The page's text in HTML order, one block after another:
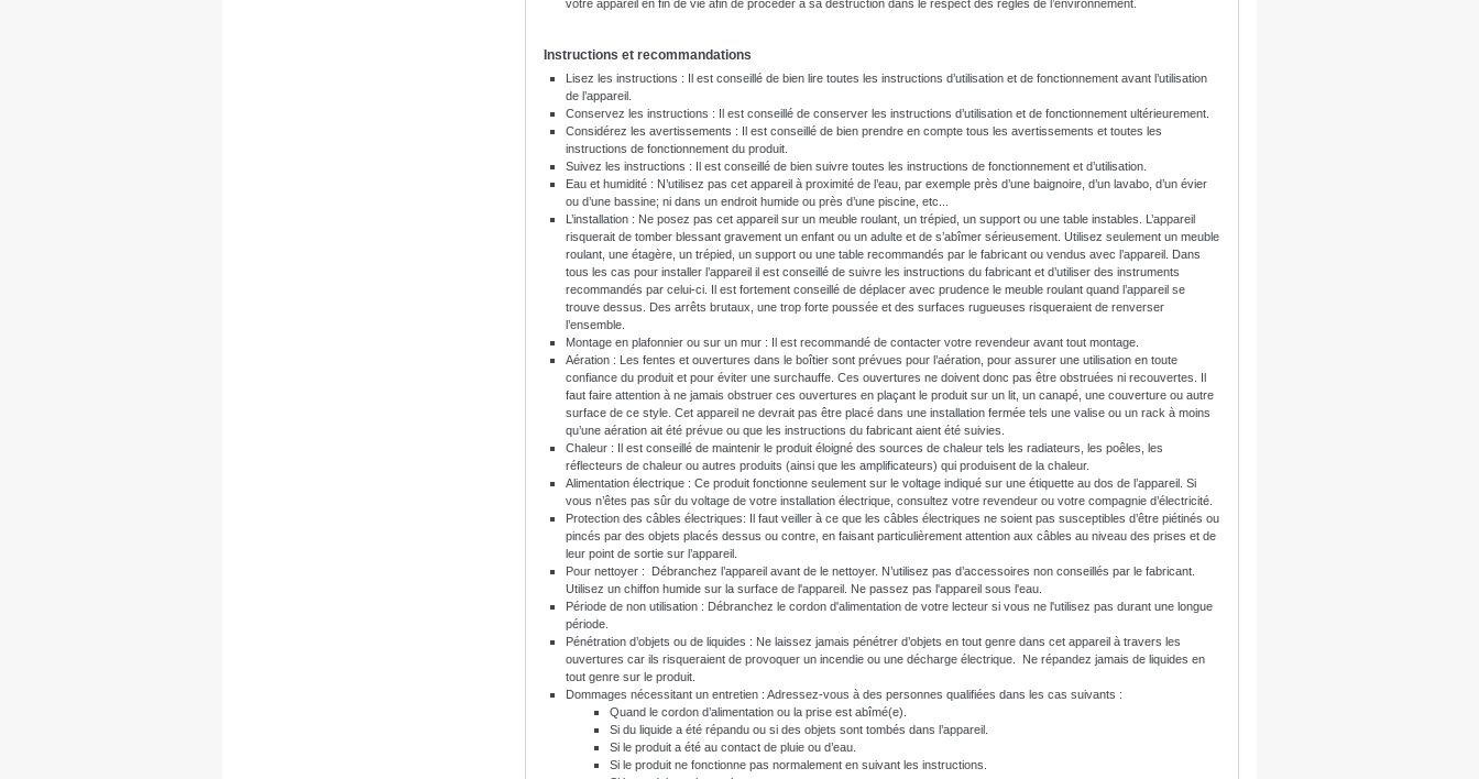
votre appareil en fin de vie afin de procéder à sa destruction dans le respect des règles de l’environnement.
Instructions et recommandations
Lisez les instructions : Il est conseillé de bien lire toutes les instructions d’utilisation et de fonctionnement avant l’utilisation
de l’appareil.
Conservez les instructions : Il est conseillé de conserver les instructions d’utilisation et de fonctionnement ultérieurement.
Considérez les avertissements : Il est conseillé de bien prendre en compte tous les avertissements et toutes les
instructions de fonctionnement du produit.
Suivez les instructions : Il est conseillé de bien suivre toutes les instructions de fonctionnement et d’utilisation.
Eau et humidité : N’utilisez pas cet appareil à proximité de l’eau, par exemple près d’une baignoire, d’un lavabo, d’un évier
ou d’une bassine; ni dans un endroit humide ou près d’une piscine, etc...
L’installation : Ne posez pas cet appareil sur un meuble roulant, un trépied, un support ou une table instables. L’appareil
risquerait de tomber blessant gravement un enfant ou un adulte et de s’abîmer sérieusement. Utilisez seulement un meuble
roulant, une étagère, un trépied, un support ou une table recommandés par le fabricant ou vendus avec l’appareil. Dans
tous les cas pour installer l’appareil il est conseillé de suivre les instructions du fabricant et d’utiliser des instruments
recommandés par celui-ci. Il est fortement conseillé de déplacer avec prudence le meuble roulant quand l’appareil se
trouve dessus. Des arrêts brutaux, une trop forte poussée et des surfaces rugueuses risqueraient de renverser
l’ensemble.
Montage en plafonnier ou sur un mur : Il est recommandé de contacter votre revendeur avant tout montage.
Aération : Les fentes et ouvertures dans le boîtier sont prévues pour l’aération, pour assurer une utilisation en toute
confiance du produit et pour éviter une surchauffe. Ces ouvertures ne doivent donc pas être obstruées ni recouvertes. Il
faut faire attention à ne jamais obstruer ces ouvertures en plaçant le produit sur un lit, un canapé, une couverture ou autre
surface de ce style. Cet appareil ne devrait pas être placé dans une installation fermée tels une valise ou un rack à moins
qu’une aération ait été prévue ou que les instructions du fabricant aient été suivies.
Chaleur : Il est conseillé de maintenir le produit éloigné des sources de chaleur tels les radiateurs, les poêles, les
réflecteurs de chaleur ou autres produits (ainsi que les amplificateurs) qui produisent de la chaleur.
Alimentation électrique : Ce produit fonctionne seulement sur le voltage indiqué sur une étiquette au dos de l’appareil. Si
vous n’êtes pas sûr du voltage de votre installation électrique, consultez votre revendeur ou votre compagnie d’électricité.
Protection des câbles électriques: Il faut veiller à ce que les câbles électriques ne soient pas susceptibles d’être piétinés ou
pincés par des objets placés dessus ou contre, en faisant particulièrement attention aux câbles au niveau des prises et de
leur point de sortie sur l’appareil.
Pour nettoyer : Débranchez l’appareil avant de le nettoyer. N’utilisez pas d’accessoires non conseillés par le fabricant.
Utilisez un chiffon humide sur la surface de l'appareil. Ne passez pas l'appareil sous l'eau.
Période de non utilisation : Débranchez le cordon d'alimentation de votre lecteur si vous ne l'utilisez pas durant une longue
période.
Pénétration d’objets ou de liquides : Ne laissez jamais pénétrer d’objets en tout genre dans cet appareil à travers les
ouvertures car ils risqueraient de provoquer un incendie ou une décharge électrique. Ne répandez jamais de liquides en
tout genre sur le produit.
Dommages nécessitant un entretien : Adressez-vous à des personnes qualifiées dans les cas suivants :
Quand le cordon d’alimentation ou la prise est abîmé(e).
Si du liquide a été répandu ou si des objets sont tombés dans l’appareil.
Si le produit a été au contact de pluie ou d’eau.
Si le produit ne fonctionne pas normalement en suivant les instructions.